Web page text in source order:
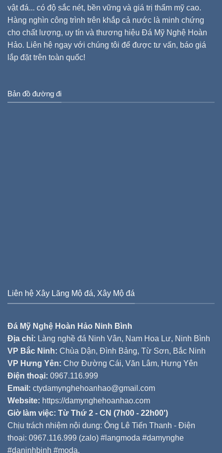
vật đá... có độ sắc nét, bền vững và giá trị thẩm mỹ cao.
Hàng nghìn công trình trên khắp cả nước là minh chứng
cho chất lượng, uy tín và thương hiệu Đá Mỹ Nghệ Hoàn
Hảo. Liên hệ ngay với chúng tôi để được tư vấn, báo giá
lắp đặt trên toàn quốc!
Bản đồ đường đi
Liên hệ Xây Lăng Mộ đá, Xây Mộ đá
Đá Mỹ Nghệ Hoàn Hảo Ninh Bình
Địa chỉ: Làng nghề đá Ninh Vân, Nam Hoa Lư, Ninh Bình
VP Bắc Ninh: Chùa Dận, Đình Bảng, Từ Sơn, Bắc Ninh
VP Hưng Yên: Chợ Đường Cái, Văn Lâm, Hưng Yên
Điện thoại: 0967.116.999
Email: ctydamynghehoanhao@gmail.com
Website: https://damynghehoanhao.com
Giờ làm việc: Từ Thứ 2 - CN (7h00 - 22h00')
Chịu trách nhiệm nội dung: Ông Lê Tiến Thanh - Điện
thoại: 0967.116.999 (zalo) #langmoda #damynghe
#daninhbinh #moda.